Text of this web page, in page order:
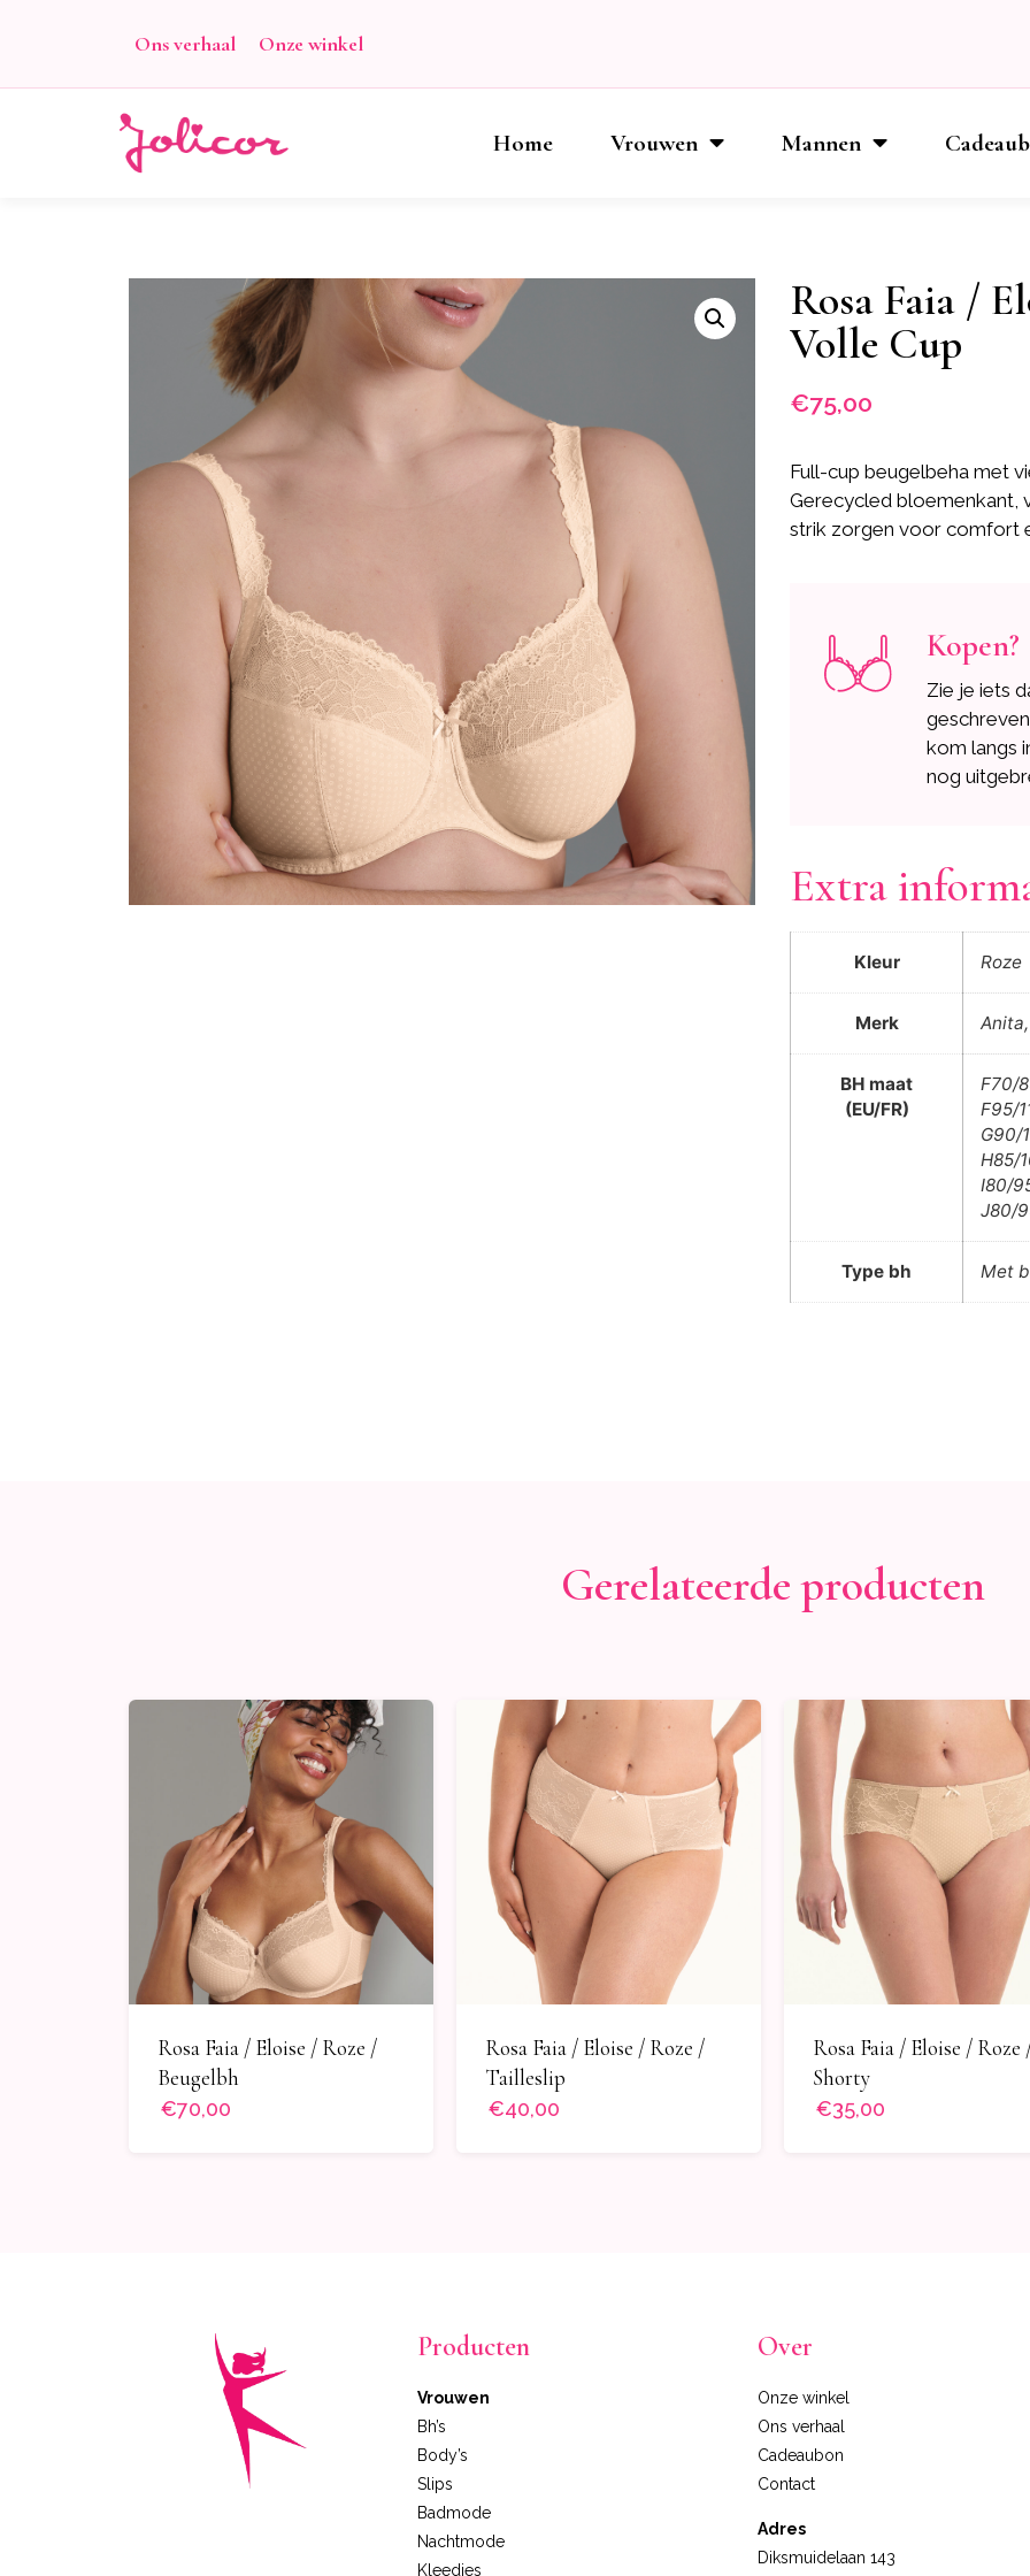
Ons verhaal Onze winkel
Home Vrouwen Mannen
Rosa Faia /
Volle Cup
€75,00
Full-cup beugelbeha met
Gerecycled bloemenkant,
strik zorgen voor comfort
Kopen?
Zie je iets
kom langs
nog
Extra
Kleur Roze
Merk
BH maat
(EU/FR)
F70/
F95/
G90/
H85/
I80/
J80/
Type bh Met
Gerelateerde producten
Rosa Faia / Eloise / Roze /
Beugelbh
€70,00
Rosa Faia / Eloise / Roze /
Tailleslip
€40,00
Rosa Faia / Eloise / Roze
Shorty
€35,00
Producten
Vrouwen
Bh’s
Body’s
Slips
Badmode
Nachtmode
Kleedjes
Over
Onze winkel
Ons verhaal
Cadeaubon
Contact
Adres
Diksmuidelaan 143